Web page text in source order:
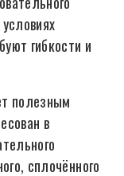
гибкости и
полезным
в
сплочённого